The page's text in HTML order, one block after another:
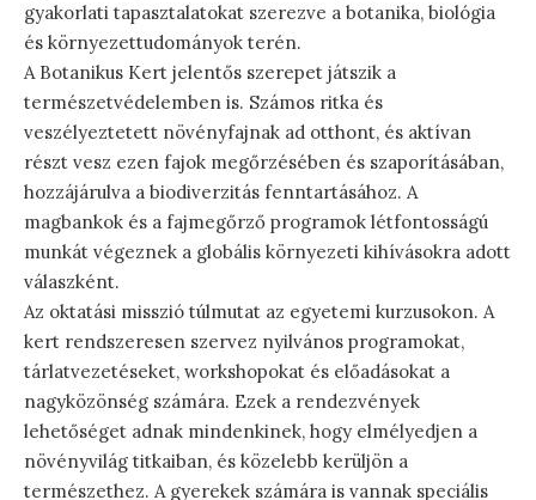
gyakorlati tapasztalatokat szerezve a botanika, biológia
és környezettudományok terén.
A Botanikus Kert jelentős szerepet játszik a
természetvédelemben is. Számos ritka és
veszélyeztetett növényfajnak ad otthont, és aktívan
részt vesz ezen fajok megőrzésében és szaporításában,
hozzájárulva a biodiverzitás fenntartásához. A
magbankok és a fajmegőrző programok létfontosságú
munkát végeznek a globális környezeti kihívásokra adott
válaszként.
Az oktatási misszió túlmutat az egyetemi kurzusokon. A
kert rendszeresen szervez nyilvános programokat,
tárlatvezetéseket, workshopokat és előadásokat a
nagyközönség számára. Ezek a rendezvények
lehetőséget adnak mindenkinek, hogy elmélyedjen a
növényvilág titkaiban, és közelebb kerüljön a
természethez. A gyerekek számára is vannak speciális